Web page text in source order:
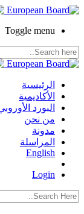
Toggle menu
الرئيسية
الأكاديمية
البورد
من نحن
مدونة
المراسلة
English
Login